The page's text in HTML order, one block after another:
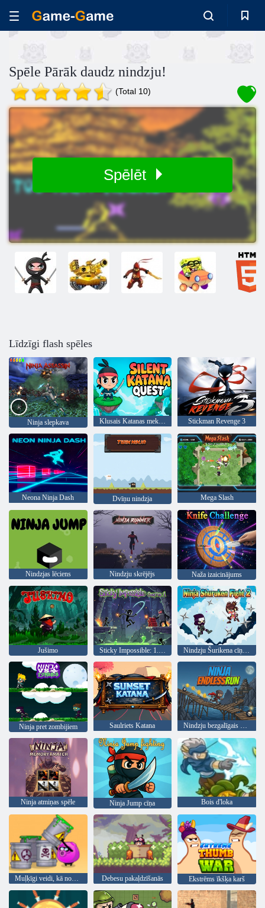
Spēle Pārāk daudz nindzju!
(Total 10)
Spēlēt
Līdzīgi flash spēles
Ninja slepkava Klusais Katanas meklējums Stickman Revenge 3
Neona Ninja Dash Dvīņu nindzja Mega Slash
Nindzjas lēciens Nindzju skrējējs Naža izaicinājums
Jušimo Sticky Impossible: 1. nodaļa Nindzju Šurikena cīņa 2
Ninja pret zombijiem Saulriets Katana Nindzju bezgalīgais skrējiens
Ninja atmiņas spēle Ninja Jump cīņa Bois d'loka
Muļķīgi veidi, kā nomirt 2 Debesu pakaļdzīšanās Ekstrēms īkšķa karš